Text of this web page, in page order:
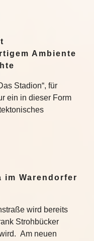
Ambiente
Stadion“, für
ein in dieser Form
im Warendorfer
wird bereits
Strohbücker
Am neuen